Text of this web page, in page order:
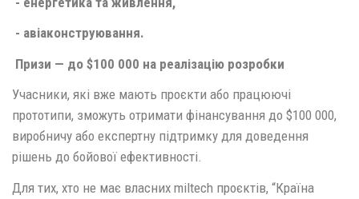
- авіаконструювання.
Призи — до $100 000 на реалізацію розробки
Учасники, які вже мають проєкти або працюючі
прототипи, зможуть отримати фінансування до $100 000,
виробничу або експертну підтримку для доведення
рішень до бойової ефективності.
Для тих, хто не має власних miltech проєктів, “Країна